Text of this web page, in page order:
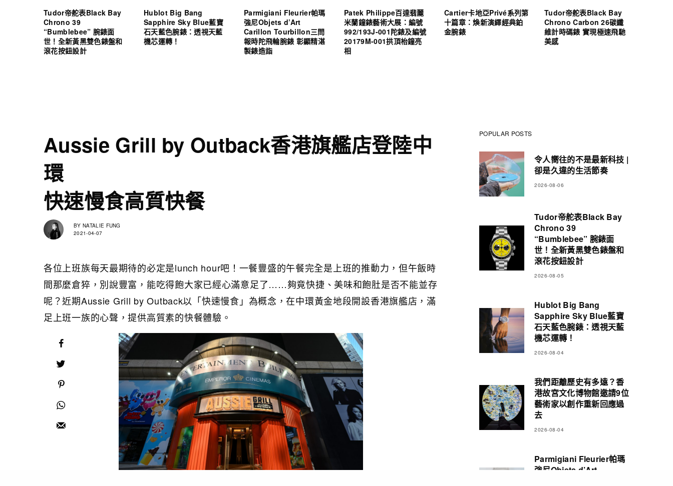
Tudor帝舵表Black Bay
Chrono 39
“Bumblebee” 腕錶面
世！全新黃黑雙色錶盤和
滾花按鈕設計
Hublot Big Bang
Sapphire Sky Blue藍寶
石天藍色腕錶：透視天藍
機芯運轉！
Parmigiani Fleurier帕瑪
強尼Objets d’Art
Carillon Tourbillon三問
報時陀飛輪腕錶 彰顯精湛
製錶造詣
Patek Philippe百達翡麗
米蘭鐘錶藝術大展：編號
992/193J-001陀錶及編號
20179M-001拱頂枱鐘亮
相
Cartier卡地亞Privé系列第
十篇章：煥新演繹經典鉑
金腕錶
Tudor帝舵表Black Bay
Chrono Carbon 26碳纖
維計時碼錶 實現極速飛馳
美感
Aussie Grill by Outback香港旗艦店登陸中
環
快速慢食高質快餐
BY NATALIE FUNG
2021-04-07
各位上班族每天最期待的必定是lunch hour吧！一餐豐盛的午餐完全是上班的推動力，但午飯時
間那麼倉猝，別說豐富，能吃得飽大家已經心滿意足了……夠竟快捷、美味和飽肚是否不能並存
呢？近期Aussie Grill by Outback以「快速慢食」為概念，在中環黃金地段開設香港旗艦店，滿
足上班一族的心聲，提供高質素的快餐體驗。
POPULAR POSTS
令人嚮往的不是最新科技 |
卻是久違的生活節奏
2026-08-06
Tudor帝舵表Black Bay
Chrono 39
“Bumblebee” 腕錶面
世！全新黃黑雙色錶盤和
滾花按鈕設計
2026-08-05
Hublot Big Bang
Sapphire Sky Blue藍寶
石天藍色腕錶：透視天藍
機芯運轉！
2026-08-04
我們距離歷史有多遠？香
港故宮文化博物館邀請9位
藝術家以創作重新回應過
去
2026-08-04
Parmigiani Fleurier帕瑪
強尼Objets d’Art